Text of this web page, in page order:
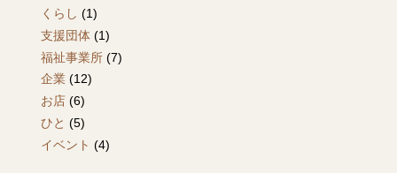
くらし (1)
支援団体 (1)
福祉事業所 (7)
企業 (12)
お店 (6)
ひと (5)
イベント (4)